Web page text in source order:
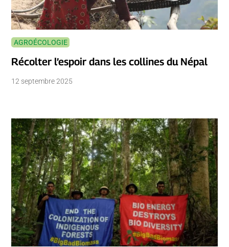
AGROÉCOLOGIE
Récolter l’espoir dans les collines du Népal
12 septembre 2025